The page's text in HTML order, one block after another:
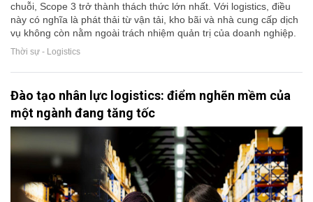
chuỗi, Scope 3 trở thành thách thức lớn nhất. Với logistics, điều
này có nghĩa là phát thải từ vận tải, kho bãi và nhà cung cấp dịch
vụ không còn nằm ngoài trách nhiệm quản trị của doanh nghiệp.
Thời sự - Logistics
Đào tạo nhân lực logistics: điểm nghẽn mềm của
một ngành đang tăng tốc